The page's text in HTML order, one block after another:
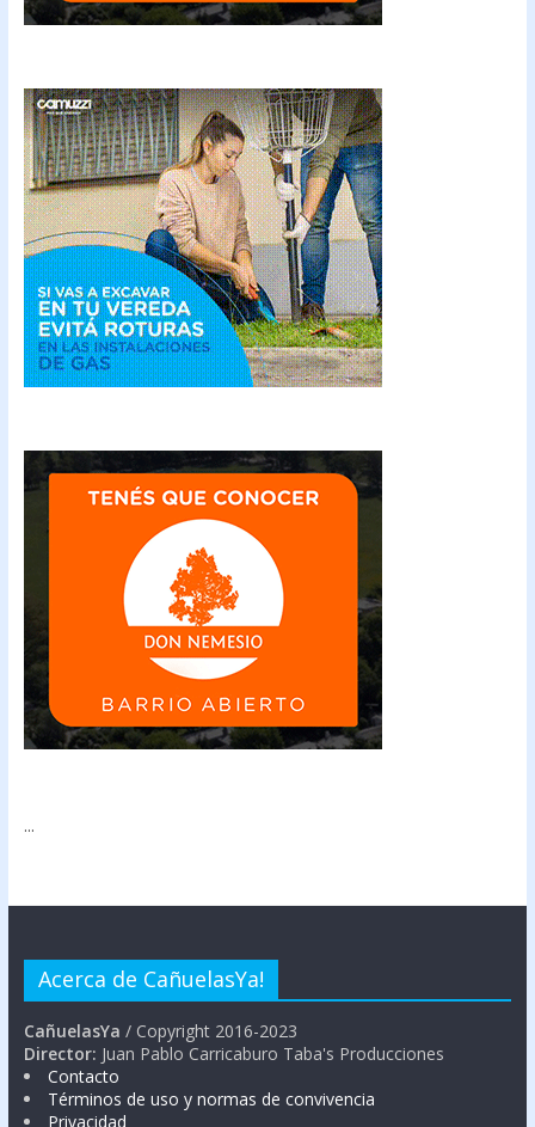
...
Acerca de CañuelasYa!
CañuelasYa / Copyright 2016-2023
Director: Juan Pablo Carricaburo Taba's Producciones
Contacto
Términos de uso y normas de convivencia
Privacidad